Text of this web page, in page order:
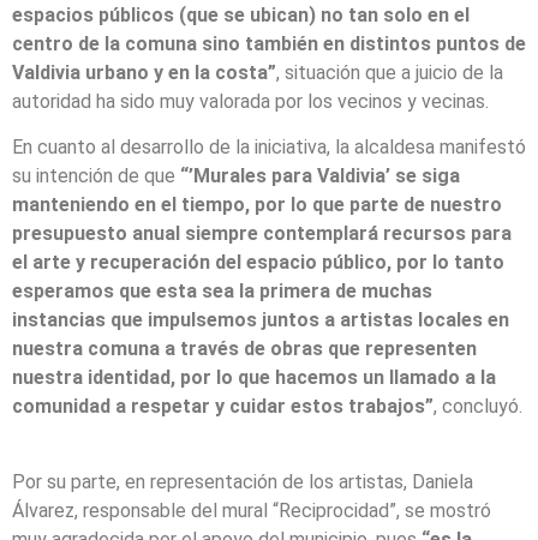
espacios públicos (que se ubican) no tan solo en el
centro de la comuna sino también en distintos puntos de
Valdivia urbano y en la costa”, situación que a juicio de la
autoridad ha sido muy valorada por los vecinos y vecinas.
En cuanto al desarrollo de la iniciativa, la alcaldesa manifestó
su intención de que “’Murales para Valdivia’ se siga
manteniendo en el tiempo, por lo que parte de nuestro
presupuesto anual siempre contemplará recursos para
el arte y recuperación del espacio público, por lo tanto
esperamos que esta sea la primera de muchas
instancias que impulsemos juntos a artistas locales en
nuestra comuna a través de obras que representen
nuestra identidad, por lo que hacemos un llamado a la
comunidad a respetar y cuidar estos trabajos”, concluyó.
Por su parte, en representación de los artistas, Daniela
Álvarez, responsable del mural “Reciprocidad”, se mostró